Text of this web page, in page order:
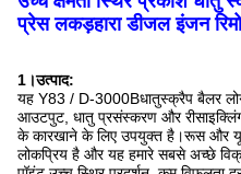
प्रेस लकड़हारा डीजल इंजन
1 ।उत्पाद:
यह Y83 / D-3000Bधातुस्क्रैप बैलर
आउटपुट, धातु प्रसंस्करण और
के कारखाने के लिए उपयुक्त है।रूस और
लोकप्रिय है और यह हमारे सबसे अच्छे